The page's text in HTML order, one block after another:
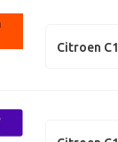
Citroen C1